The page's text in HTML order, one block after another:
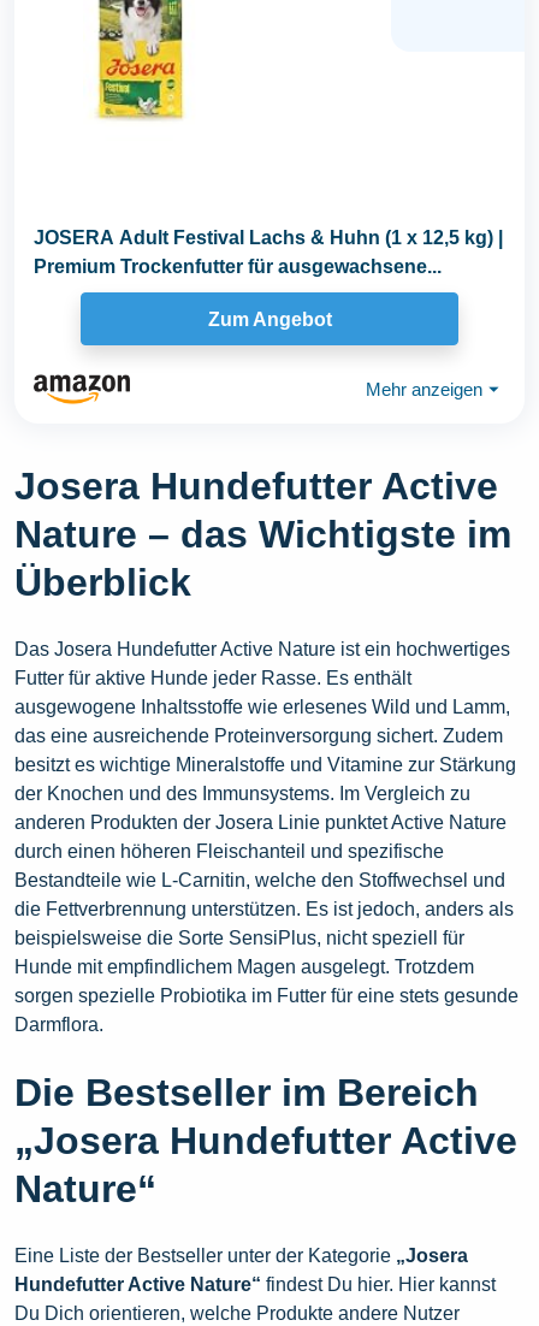
JOSERA Adult Festival Lachs & Huhn (1 x 12,5 kg) |
Premium Trockenfutter für ausgewachsene...
Zum Angebot
Mehr anzeigen ⏷
Josera Hundefutter Active
Nature – das Wichtigste im
Überblick
Das Josera Hundefutter Active Nature ist ein hochwertiges
Futter für aktive Hunde jeder Rasse. Es enthält
ausgewogene Inhaltsstoffe wie erlesenes Wild und Lamm,
das eine ausreichende Proteinversorgung sichert. Zudem
besitzt es wichtige Mineralstoffe und Vitamine zur Stärkung
der Knochen und des Immunsystems. Im Vergleich zu
anderen Produkten der Josera Linie punktet Active Nature
durch einen höheren Fleischanteil und spezifische
Bestandteile wie L-Carnitin, welche den Stoffwechsel und
die Fettverbrennung unterstützen. Es ist jedoch, anders als
beispielsweise die Sorte SensiPlus, nicht speziell für
Hunde mit empfindlichem Magen ausgelegt. Trotzdem
sorgen spezielle Probiotika im Futter für eine stets gesunde
Darmflora.
Die Bestseller im Bereich
„Josera Hundefutter Active
Nature“
Eine Liste der Bestseller unter der Kategorie „Josera
Hundefutter Active Nature“ findest Du hier. Hier kannst
Du Dich orientieren, welche Produkte andere Nutzer